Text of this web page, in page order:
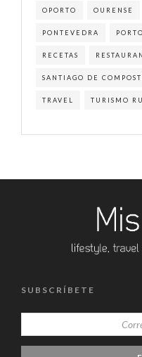
OPORTO OURENSE
PONTEVEDRA PORTO
RECETAS
SANTIAGO DE
TRAVEL TURISMO
SUBSCRÍBETE